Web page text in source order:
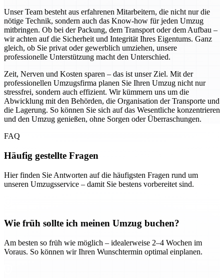
Unser Team besteht aus erfahrenen Mitarbeitern, die nicht nur die
nötige Technik, sondern auch das Know-how für jeden Umzug
mitbringen. Ob bei der Packung, dem Transport oder dem Aufbau –
wir achten auf die Sicherheit und Integrität Ihres Eigentums. Ganz
gleich, ob Sie privat oder gewerblich umziehen, unsere
professionelle Unterstützung macht den Unterschied.
Zeit, Nerven und Kosten sparen – das ist unser Ziel. Mit der
professionellen Umzugsfirma planen Sie Ihren Umzug nicht nur
stressfrei, sondern auch effizient. Wir kümmern uns um die
Abwicklung mit den Behörden, die Organisation der Transporte und
die Lagerung. So können Sie sich auf das Wesentliche konzentrieren
und den Umzug genießen, ohne Sorgen oder Überraschungen.
FAQ
Häufig gestellte Fragen
Hier finden Sie Antworten auf die häufigsten Fragen rund um
unseren Umzugsservice – damit Sie bestens vorbereitet sind.
Wie früh sollte ich meinen Umzug buchen?
Am besten so früh wie möglich – idealerweise 2–4 Wochen im
Voraus. So können wir Ihren Wunschtermin optimal einplanen.